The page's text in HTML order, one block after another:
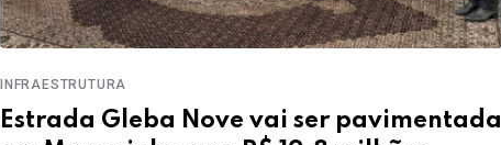
INFRAESTRUTURA
Estrada Gleba Nove vai ser pavimentada